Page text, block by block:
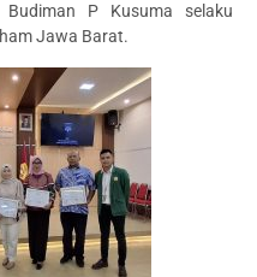
P Kusuma selaku
Jawa Barat.